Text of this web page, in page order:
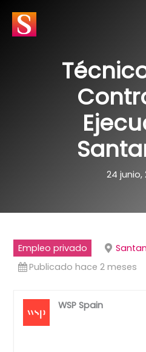
contenido
24 junio,
Empleo privado
Publicado hace 2 meses
WSP Spain